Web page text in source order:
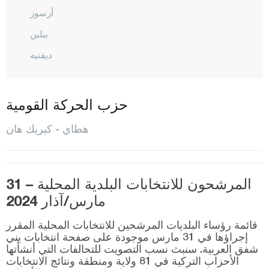
أرسوز
بيلين
ديفنيه
أرزين
إسكندورن
كيريك هان
كوملو
باياس
ريحانية
صمنداغ
حزب الحركة القومية
هطاي - كيريك هان
المرشحون للانتخابات البلدية المحلية – 31
مارس/آذار 2024
قائمة رؤساء البلديات المرشحين للانتخابات المحلية المقرر
إجراؤها في 31 مارس موجودة على صفحة انتخابات يني
شفق العربية. سنبث نسب التصويت للتحالفات التي أنشأتها
الأحزاب التركية في 81 ولاية ومنطقة ونتائج الانتخابات